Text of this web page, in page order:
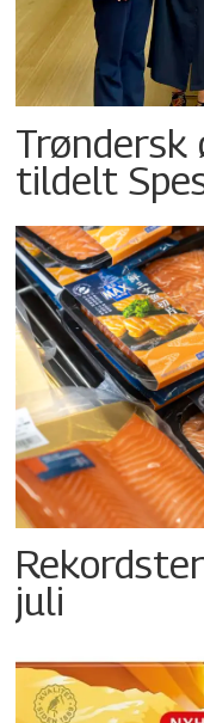
tildelt
juli